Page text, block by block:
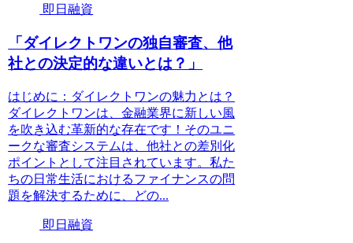
即日融資
「ダイレクトワンの独自審査、他
社との決定的な違いとは？」
はじめに：ダイレクトワンの魅力とは？
ダイレクトワンは、金融業界に新しい風
を吹き込む革新的な存在です！そのユニ
ークな審査システムは、他社との差別化
ポイントとして注目されています。私た
ちの日常生活におけるファイナンスの問
題を解決するために、どの...
即日融資